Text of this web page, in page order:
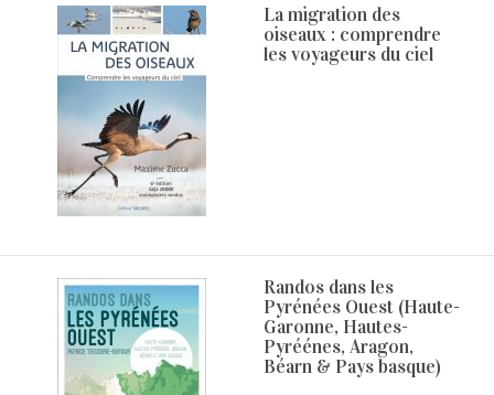
La migration des
oiseaux : comprendre
les voyageurs du ciel
Randos dans les
Pyrénées Ouest (Haute-
Garonne, Hautes-
Pyréénes, Aragon,
Béarn & Pays basque)